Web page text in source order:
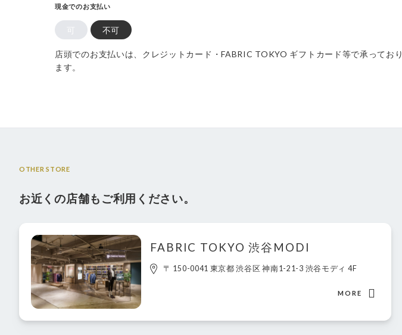
現金でのお支払い
可 不可
店頭でのお支払いは、クレジットカード・FABRIC TOKYO ギフトカード等で承っており
ます。
OTHER STORE
お近くの店舗もご利用ください。
FABRIC TOKYO 渋谷MODI
〒 150-0041 東京都 渋谷区 神南1-21-3 渋谷モディ 4F
MORE